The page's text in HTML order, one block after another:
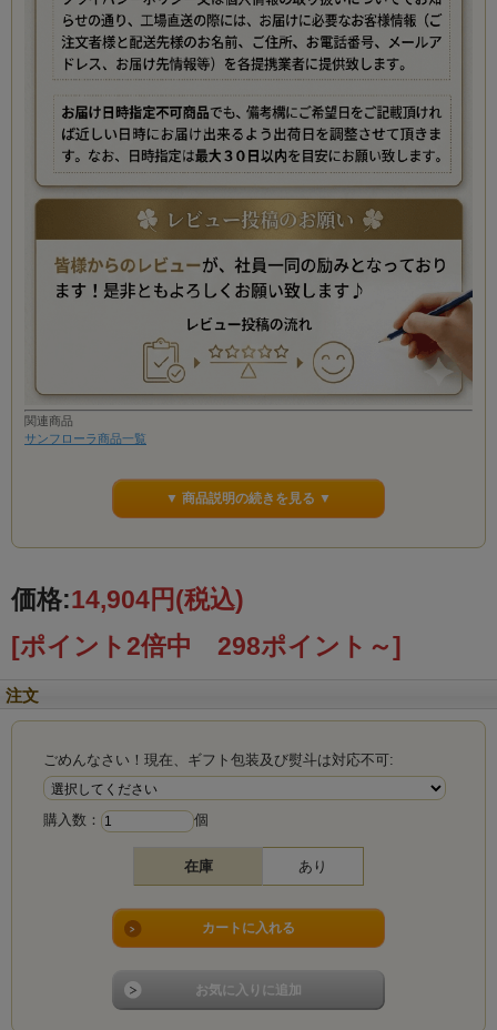
関連商品
サンフローラ商品一覧
▼ 商品説明の続きを見る ▼
価格:14,904円(税込)
[ポイント2倍中 298ポイント～]
注文
ごめんなさい！現在、ギフト包装及び熨斗は対応不可:
購入数： 個
在庫 あり